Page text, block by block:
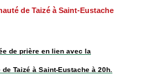
de Taizé à Saint-Eustache
de prière en lien avec la
Taizé à Saint-Eustache à 20h.